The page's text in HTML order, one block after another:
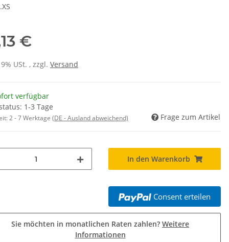
€
USt. , zzgl. Versand
verfügbar
1-3 Tage
2 - 7 Werktage (DE - Ausland abweichend) Frage zum Artikel
In den Warenkorb
Consent erteilen
Sie möchten in monatlichen Raten zahlen? Weitere
Informationen